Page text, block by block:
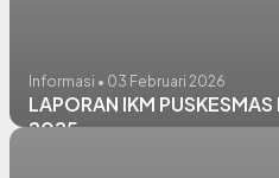
Informasi • 03 Februari 2026
LAPORAN IKM PUSKESMAS
2025